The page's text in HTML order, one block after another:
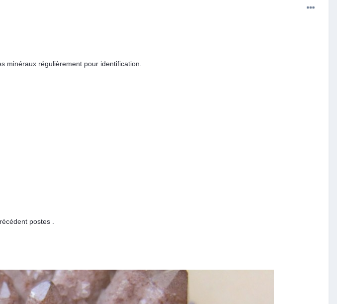
minéraux régulièrement pour identification.
postes .